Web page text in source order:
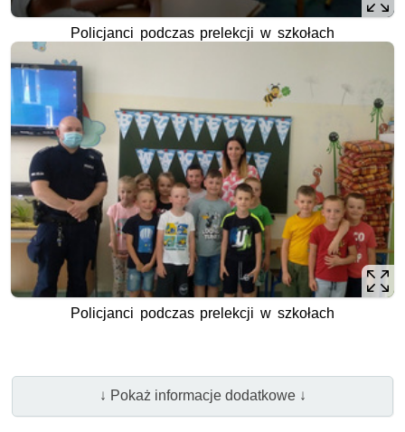
Policjanci podczas prelekcji w szkołach
Policjanci podczas prelekcji w szkołach
↓ Pokaż informacje dodatkowe ↓